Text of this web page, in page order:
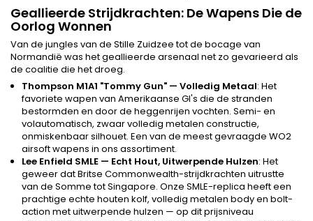
Geallieerde Strijdkrachten: De Wapens Die de
Oorlog Wonnen
Van de jungles van de Stille Zuidzee tot de bocage van
Normandië was het geallieerde arsenaal net zo gevarieerd als
de coalitie die het droeg.
Thompson M1A1 "Tommy Gun" — Volledig Metaal: Het
favoriete wapen van Amerikaanse GI's die de stranden
bestormden en door de heggenrijen vochten. Semi- en
volautomatisch, zwaar volledig metalen constructie,
onmiskenbaar silhouet. Een van de meest gevraagde WO2
airsoft wapens in ons assortiment.
Lee Enfield SMLE — Echt Hout, Uitwerpende Hulzen: Het
geweer dat Britse Commonwealth-strijdkrachten uitrustte
van de Somme tot Singapore. Onze SMLE-replica heeft een
prachtige echte houten kolf, volledig metalen body en bolt-
action met uitwerpende hulzen — op dit prijsniveau